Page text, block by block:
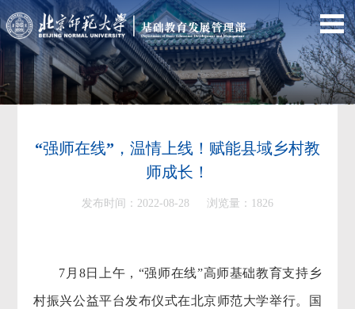
“强师在线”，温情上线！赋能县域乡村教
师成长！
发布时间：2022-08-28 浏览量： 1826
7月8日上午，“强师在线”高师基础教育支持乡
村振兴公益平台发布仪式在北京师范大学举行。国